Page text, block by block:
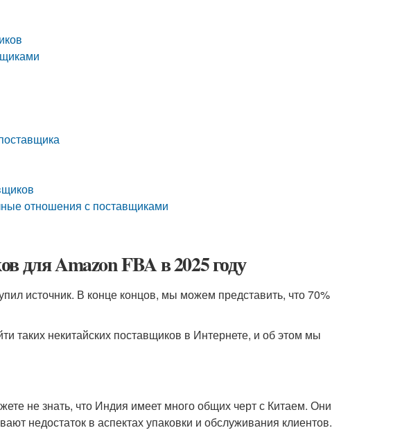
отношения с поставщиками
для Amazon FBA в 2025 году
источник. В конце концов, мы можем представить, что 70%
таких некитайских поставщиков в Интернете, и об этом мы
не знать, что Индия имеет много общих черт с Китаем. Они
недостаток в аспектах упаковки и обслуживания клиентов.